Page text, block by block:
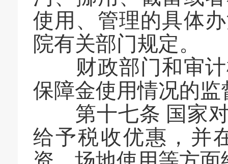
使用、管理的具体
院有关部门规定。
财政部门和审计
保障金使用情况的监
第十七条 国家对
给予税收优惠，并